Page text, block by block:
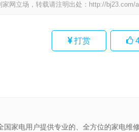
网立场，转载请注明出处： http://bj23.com/
打赏
国家电用户提供专业的、全方位的家电维